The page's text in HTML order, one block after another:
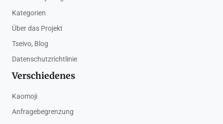
Kategorien
Über das Projekt
Tseivo, Blog
Datenschutzrichtlinie
Verschiedenes
Kaomoji
Anfragebegrenzung